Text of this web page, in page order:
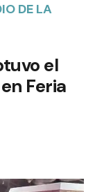
DE LA
el
Feria